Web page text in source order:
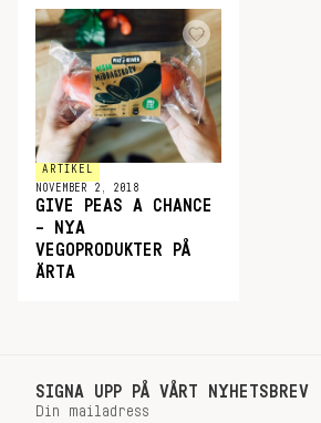
ARTIKEL
NOVEMBER 2, 2018
GIVE PEAS A CHANCE
– NYA
VEGOPRODUKTER PÅ
ÄRTA
SIGNA UPP PÅ VÅRT NYHETSBREV